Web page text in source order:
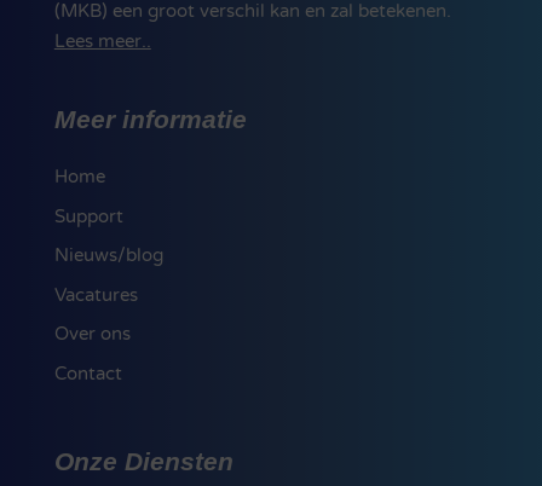
(MKB) een groot verschil kan en zal betekenen.
Lees meer..
Meer informatie
Home
Support
Nieuws/blog
Vacatures
Over ons
Contact
Onze Diensten